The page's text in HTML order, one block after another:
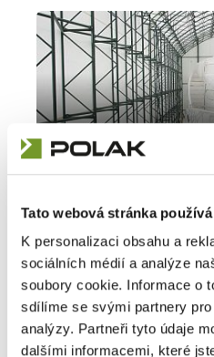
Tato webová stránka
K personalizaci obsahu a
sociálních médií a analýze
soubory cookie. Informace o
sdílíme se svými partnery
analýzy. Partneři tyto údaje
dalšími informacemi, které
Hangáre
spol. s r.o.
Hangár pro jachtu,
Bratislava SK